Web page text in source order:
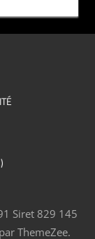
Siret 829 145
ThemeZee.